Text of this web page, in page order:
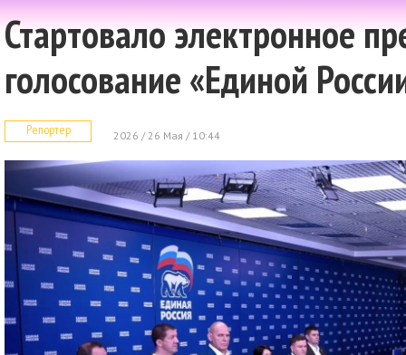
Стартовало электронное
голосование «Единой
Репортер 2026 / 26 Мая / 10:44